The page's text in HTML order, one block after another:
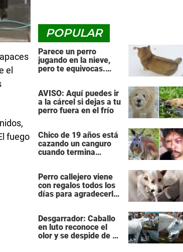
el
fuego
POPULAR
Parece un perro
jugando en la nieve,
pero te equivocas.
vuelta!
AVISO: Aquí puedes ir
a la cárcel si dejas a tu
perro fuera en el frío
Chico de 19 años está
cazando un canguro
cuando termina
Perro callejero viene
con regalos todos los
días para agradecerle
Desgarrador: Caballo
en luto reconoce el
olor y se despide de su